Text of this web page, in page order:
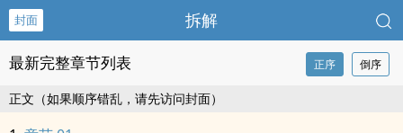
封面 拆解
最新完整章节列表 正序 倒序
正文（如果顺序错乱，请先访问封面）